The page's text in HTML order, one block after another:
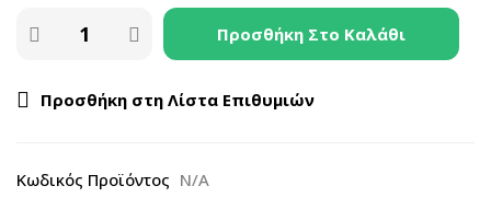
Προσθήκη Στο Καλάθι
Προσθήκη στη Λίστα Επιθυμιών
Κωδικός Προϊόντος N/A